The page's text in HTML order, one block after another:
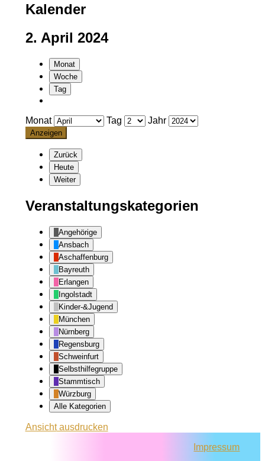
Kalender
2. April 2024
Monat
Woche
Tag
Monat Tag Jahr
Zurück
Heute
Weiter
Veranstaltungskategorien
Angehörige
Ansbach
Aschaffenburg
Bayreuth
Erlangen
Ingolstadt
Kinder-&Jugend
München
Nürnberg
Regensburg
Schweinfurt
Selbsthilfegruppe
Stammtisch
Würzburg
Alle Kategorien
Ansichtausdrucken
Impressum